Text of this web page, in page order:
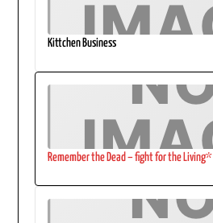
Kittchen Business
Remember the Dead – fight for the Living*